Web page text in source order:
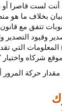
أنت لست قاصرا
بخلاف ما
تتفق مع
وقيود
المعلومات
شركاه واختيار
حركة